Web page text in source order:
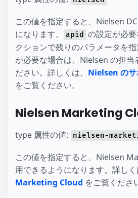
この値を指定すると、Nielsen
になります。
apid の設定が必要
クションで残りのパラメータを
が必要な場合は、Nielsen の担当
ださい。詳しくは、 Nielsen のサ
をご覧ください。
Nielsen Marketing
type 属性の値: nielsen-
この値を指定すると、Nielsen
用できるようになります。詳しく
Marketing Cloud をご覧くださ